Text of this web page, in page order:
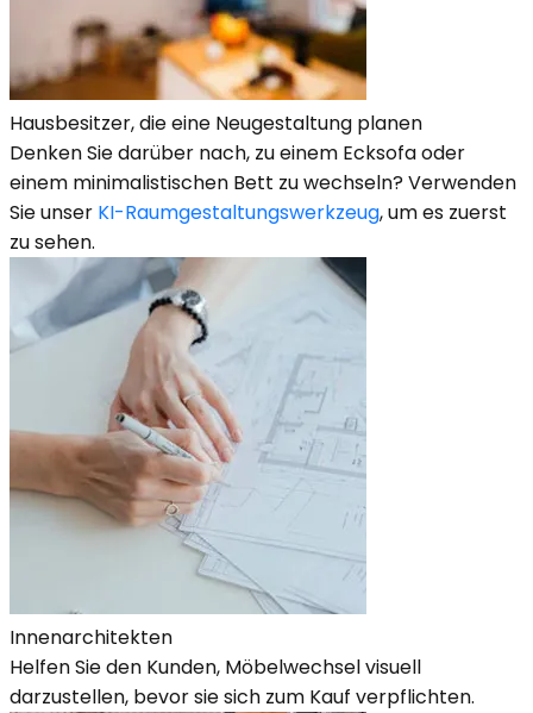
Hausbesitzer, die eine Neugestaltung planen
Denken Sie darüber nach, zu einem Ecksofa oder
einem minimalistischen Bett zu wechseln? Verwenden
Sie unser KI-Raumgestaltungswerkzeug, um es zuerst
zu sehen.
Innenarchitekten
Helfen Sie den Kunden, Möbelwechsel visuell
darzustellen, bevor sie sich zum Kauf verpflichten.